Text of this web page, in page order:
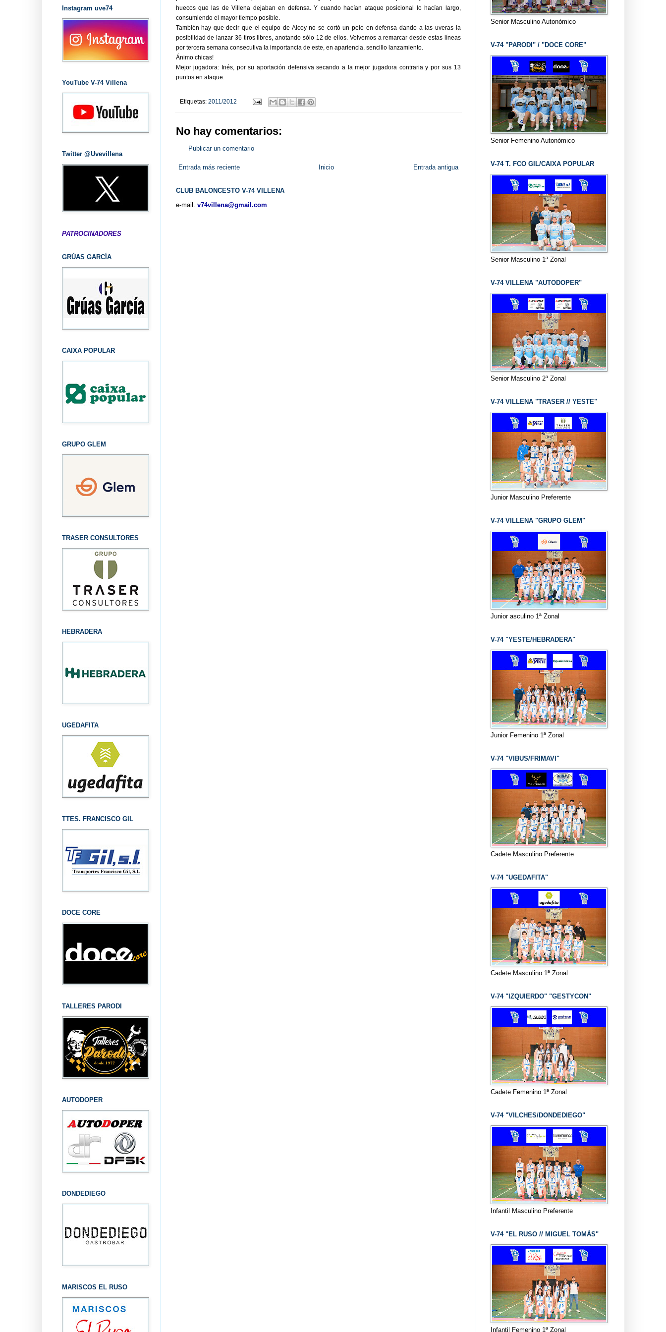
huecos que las de Villena dejaban en defensa. Y cuando hacían ataque posicional lo hacían largo,
consumiendo el mayor tiempo posible.
También hay que decir que el equipo de Alcoy no se cortó un pelo en defensa dando a las uveras la
posibilidad de lanzar 36 tiros libres, anotando sólo 12 de ellos. Volvemos a remarcar desde estas líneas
por tercera semana consecutiva la importancia de este, en apariencia, sencillo lanzamiento.
Ánimo chicas!
Mejor jugadora: Inés, por su aportación defensiva secando a la mejor jugadora contraria y por sus 13
puntos en ataque.
Etiquetas: 2011/2012
No hay comentarios:
Publicar un comentario
Entrada más reciente Entrada antigua
Inicio
CLUB BALONCESTO V-74 VILLENA
e-mail. v74villena@gmail.com
Instagram uve74
YouTube V-74 Villena
Twitter @Uvevillena
PATROCINADORES
GRÚAS GARCÍA
CAIXA POPULAR
GRUPO GLEM
TRASER CONSULTORES
HEBRADERA
UGEDAFITA
TTES. FRANCISCO GIL
DOCE CORE
TALLERES PARODI
AUTODOPER
DONDEDIEGO
MARISCOS EL RUSO
Senior Masculino Autonómico
V-74 "PARODI" / "DOCE CORE"
Senior Femenino Autonómico
V-74 T. FCO GIL/CAIXA POPULAR
Senior Masculino 1ª Zonal
V-74 VILLENA "AUTODOPER"
Senior Masculino 2ª Zonal
V-74 VILLENA "TRASER // YESTE"
Junior Masculino Preferente
V-74 VILLENA "GRUPO GLEM"
Junior asculino 1ª Zonal
V-74 "YESTE/HEBRADERA"
Junior Femenino 1ª Zonal
V-74 "VIBUS/FRIMAVI"
Cadete Masculino Preferente
V-74 "UGEDAFITA"
Cadete Masculino 1ª Zonal
V-74 "IZQUIERDO" "GESTYCON"
Cadete Femenino 1ª Zonal
V-74 "VILCHES/DONDEDIEGO"
Infantil Masculino Preferente
V-74 "EL RUSO // MIGUEL TOMÁS"
Infantil Femenino 1ª Zonal